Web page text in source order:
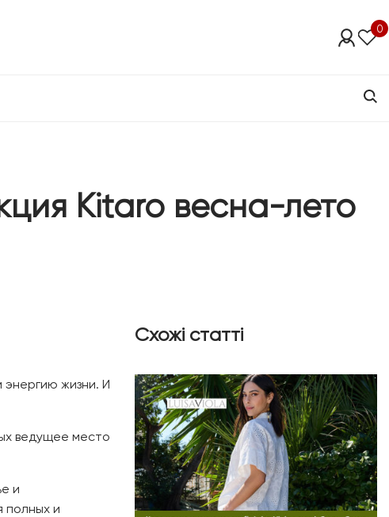
0
Kitaro весна-лето
жизни. И
ведущее место
и
полных и
Схожі статті